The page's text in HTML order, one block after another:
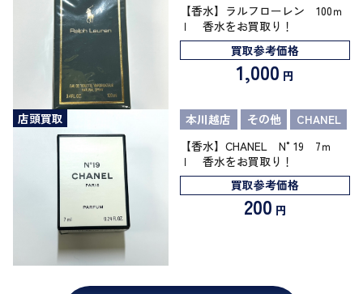
【香水】ラルフローレン 100ｍ
ｌ 香水をお買取り！
買取参考価格
1,000 円
店頭買取 本川越店 その他
CHANEL
【香水】CHANEL N°19 7ｍ
ｌ 香水をお買取り！
買取参考価格
200 円